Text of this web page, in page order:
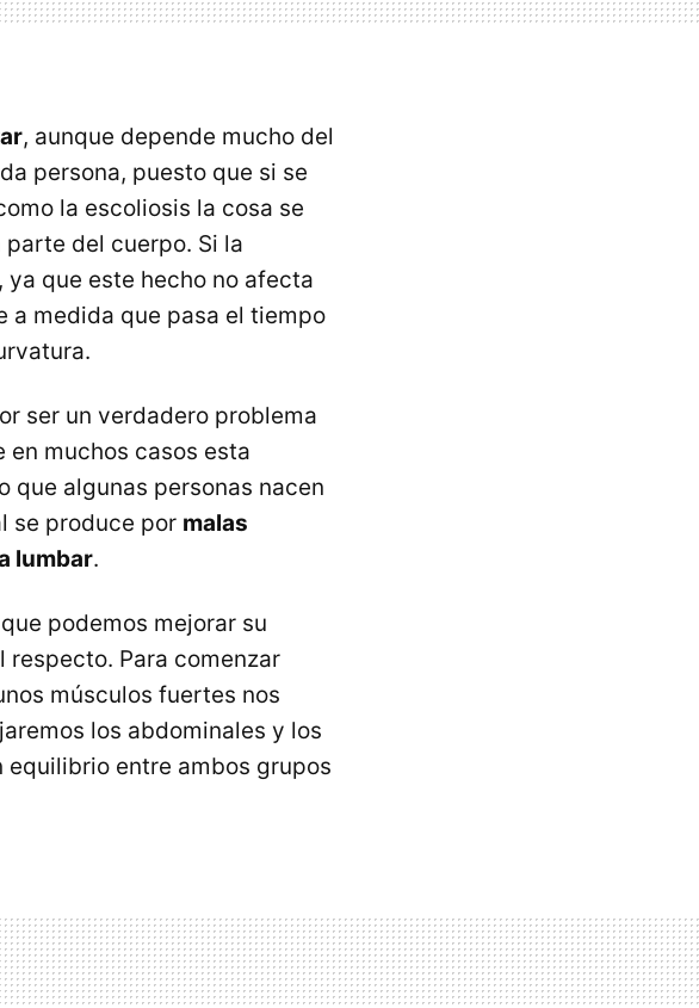
, aunque depende mucho del
persona, puesto que si se
la escoliosis la cosa se
del cuerpo. Si la
que este hecho no afecta
a medida que pasa el tiempo
ser un verdadero problema
muchos casos esta
que algunas personas nacen
se produce por malas
lumbar.
podemos mejorar su
Para comenzar
músculos fuertes nos
los abdominales y los
equilibrio entre ambos grupos